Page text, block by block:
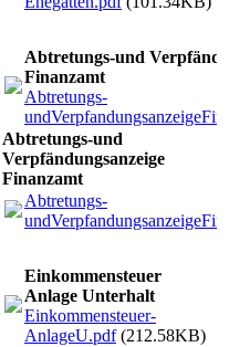
Abtretungs-und
Finanzamt
Abtretungs-
Abtretungs-und
Verpfändungsanzeige
Finanzamt
Abtretungs-
Einkommensteuer
Anlage Unterhalt
Einkommensteuer-
AnlageU.pdf(212.58KB)